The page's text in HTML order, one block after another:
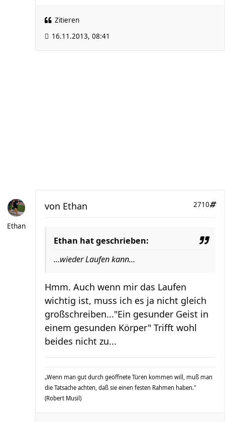
Zitieren
16.11.2013, 08:41
Ethan
2710
von Ethan
Ethan hat geschrieben:
...wieder Laufen kann...
Hmm. Auch wenn mir das Laufen
wichtig ist, muss ich es ja nicht gleich
großschreiben..."Ein gesunder Geist in
einem gesunden Körper" Trifft wohl
beides nicht zu...
„Wenn man gut durch geöffnete Türen kommen will, muß man
die Tatsache achten, daß sie einen festen Rahmen haben."
(Robert Musil)